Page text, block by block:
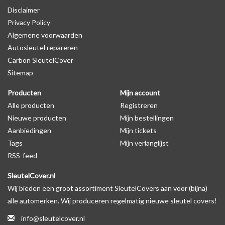
productfoto te kijken of er een logo zichtbaar is.
Levering
Voor 16:00 besteld = Dezelfde dag verzonden
Verzending naar België: 1/3 werkdagen
Merk: SleutelCover
Geschikt voor: BMW
Gewicht: 20g
Materiaal: Siliconen
Geschikt voor o.a. de volgende modellen:
* Afhankelijk van het bouwjaar
* Controleer
altijd alsnog eerst uw model sleutel met het
Disclaimer
Privacy Policy
Algemene voorwaarden
Autosleutel repareren
Carbon SleutelCover
Sitemap
Producten
Alle producten
Nieuwe producten
Aanbiedingen
Tags
RSS-feed
Mijn account
Registreren
Mijn bestellingen
Mijn tickets
Mijn verlanglijst
SleutelCover.nl
Wij bieden een groot assortiment SleutelCovers aan voor (bijna)
alle automerken. Wij produceren regelmatig nieuwe sleutel covers!
info@sleutelcover.nl